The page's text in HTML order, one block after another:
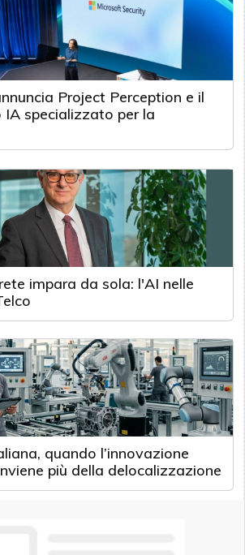
Project Perception e il
specializzato per la
impara da sola: l'AI nelle
quando l’innovazione
più della delocalizzazione